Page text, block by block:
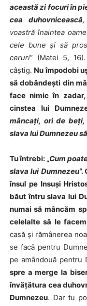
această zi focuri în
cea duhovnicească,
voastră înaintea
cele bune şi să
ceruri” (Matei 5,
câştig. Nu împodobi
să dobândeşti din
face nimic în
cinstea lui
mâncaţi, ori de
slava lui Dumnezeu
Tu întrebi: „Cum
slava lui Dumnezeu
însul pe Insuşi
băut întru slava lui
numai să mâncăm
celelalte să le
casă şi rămânerea
se facă pentru
pe amândouă pentru
spre a merge la
învăţătura cea
Dumnezeu. Dar tu